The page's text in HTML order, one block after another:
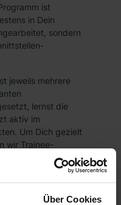
Über Cookies
ist
in Dein
sondern
jeweils mehrere
lernst die
aktiv im
Um Dich gezielt
wir Trainee-
an. Das heißt
Programm in
Karriere starten
Controlling,